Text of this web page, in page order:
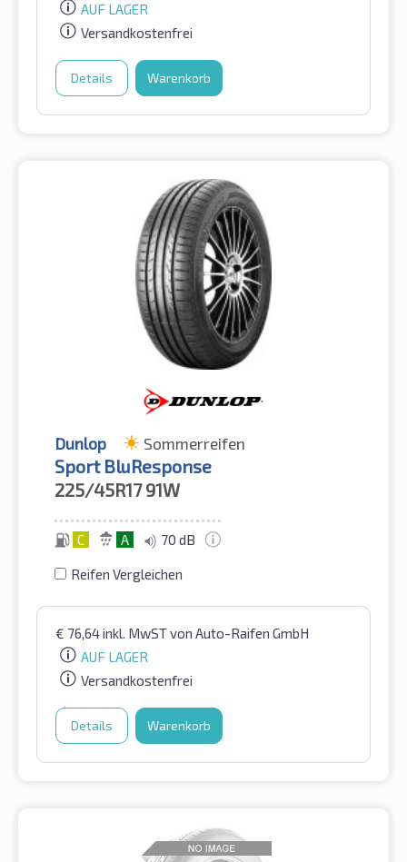
AUF LAGER
Versandkostenfrei
Details Warenkorb
Dunlop Sommerreifen
Sport BluResponse
225/45R17 91W
C A 70 dB
Reifen Vergleichen
€ 76,64inkl. MwSTvon Auto-Raifen GmbH
AUF LAGER
Versandkostenfrei
Details Warenkorb